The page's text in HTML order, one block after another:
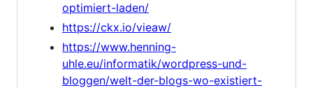
optimiert-laden/
https://ckx.io/vieaw/
https://www.henning-
uhle.eu/informatik/wordpress-und-
bloggen/welt-der-blogs-wo-existiert-